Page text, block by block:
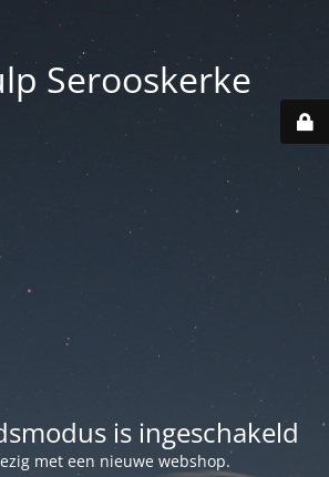
Serooskerke
is ingeschakeld
met een nieuwe webshop.